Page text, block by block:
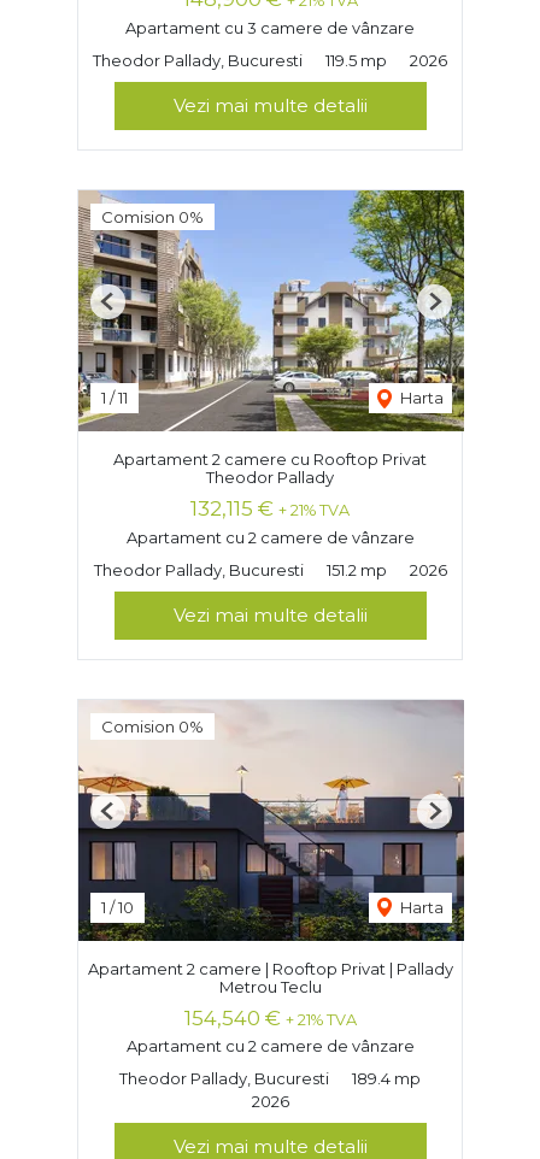
Apartament cu 3 camere de vânzare
Theodor Pallady, Bucuresti
119.5 mp 2026
Vezi mai multe detalii
Comision 0%
1 /11 Harta
Previous Next
Apartament 2 camere cu Rooftop Privat
Theodor Pallady
132,115 € + 21% TVA
Apartament cu 2 camere de vânzare
Theodor Pallady, Bucuresti
151.2 mp 2026
Vezi mai multe detalii
Comision 0%
1 /10 Harta
Previous Next
Apartament 2 camere | Rooftop Privat | Pallady
Metrou Teclu
154,540 € + 21% TVA
Apartament cu 2 camere de vânzare
Theodor Pallady, Bucuresti
189.4 mp
2026
Vezi mai multe detalii